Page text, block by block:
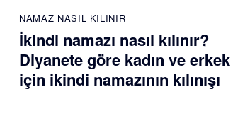
NAMAZ NASIL KILINIR
İkindi namazı nasıl kılınır?
Diyanete göre kadın ve erkek
için ikindi namazının kılınışı